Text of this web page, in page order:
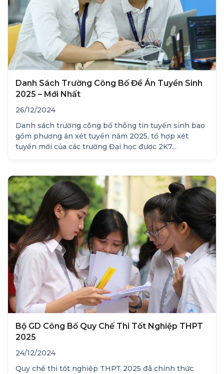
Danh Sách Trường Công Bố Đề Án Tuyển Sinh
2025 – Mới Nhất
26/12/2024
Danh sách trường công bố thông tin tuyển sinh bao
gồm phương án xét tuyển năm 2025, tổ hợp xét
tuyển mới của các trường Đại học được 2K7...
Bộ GD Công Bố Quy Chế Thi Tốt Nghiệp THPT
2025
24/12/2024
Quy chế thi tốt nghiệp THPT 2025 đã chính thức